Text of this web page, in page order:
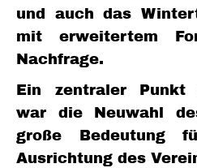
und auch das
mit erweitertem
Nachfrage.
Ein zentraler Punkt
war die Neuwahl
große Bedeutung
Ausrichtung des